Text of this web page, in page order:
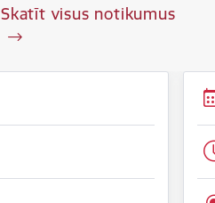
Skatīt visus notikumus